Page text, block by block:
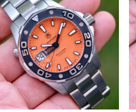
Add to
Wishlist